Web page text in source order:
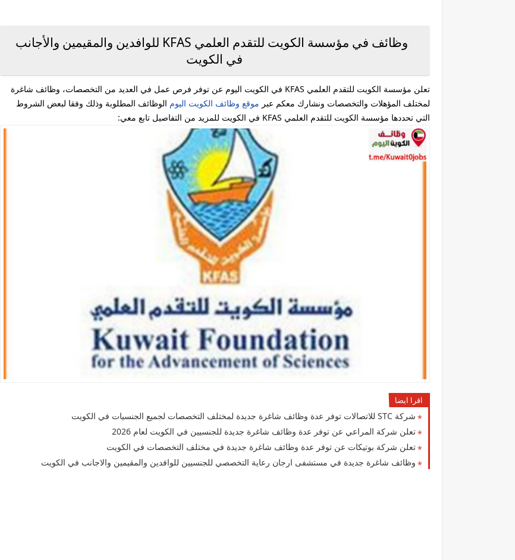
وظائف في ‏مؤسسة الكويت للتقدم العلمي KFAS للوافدين والمقيمين والأجانب
في الكويت
تعلن ‏مؤسسة الكويت للتقدم العلمي KFAS‏ في الكويت اليوم عن توفر فرص عمل في العديد من التخصصات، وظائف شاغرة
لمختلف المؤهلات والتخصصات ونشارك معكم عبر موقع وظائف الكويت اليوم الوظائف المطلوبة وذلك وفقا لبعض الشروط
التي تحددها ‏مؤسسة الكويت للتقدم العلمي KFAS في الكويت للمزيد من التفاصيل تابع معي:
اقرا ايضا
شركة STC للاتصالات توفر عدة وظائف شاغرة جديدة لمختلف التخصصات لجميع الجنسيات في الكويت
تعلن شركة المراعي‏ عن توفر عدة وظائف شاغرة جديدة للجنسيين في الكويت لعام 2026
تعلن شركة بوتيكات عن توفر عدة وظائف شاغرة جديدة في مختلف التخصصات في الكويت
وظائف شاغرة جديدة في مستشفى ارجان رعاية التخصصي للجنسيين للوافدين والمقيمين والاجانب في الكويت